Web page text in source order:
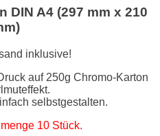
DIN A4 (297 mm x 210
inklusive!
auf 250g Chromo-Karton
selbstgestalten.
10 Stück.